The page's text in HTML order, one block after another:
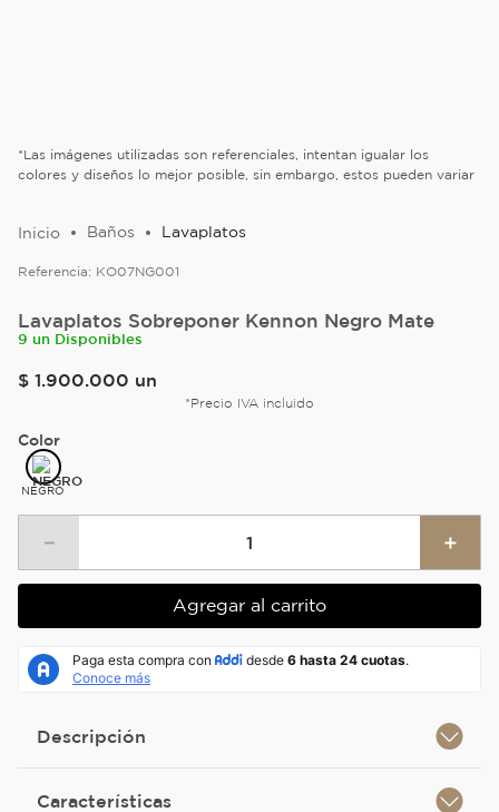
*Las imágenes utilizadas son referenciales, intentan igualar los
colores y diseños lo mejor posible, sin embargo, estos pueden variar
Baños Lavaplatos
Referencia: KO07NG001
Lavaplatos Sobreponer Kennon Negro Mate
9 un Disponibles
$ 1.900.000 un
*Precio IVA incluido
Color
NEGRO
＋
－
Agregar al carrito
Descripción
Características